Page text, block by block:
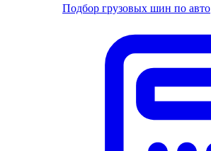
Подбор грузовых шин по авто